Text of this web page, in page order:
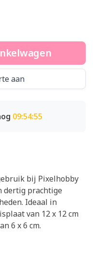
aan
09:54:55
bij Pixelhobby
dertig prachtige
Ideaal in
van 12 x 12 cm
6 x 6 cm.